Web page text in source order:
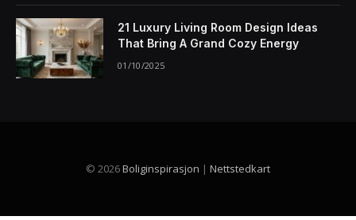
21 Luxury Living Room Design Ideas
That Bring A Grand Cozy Energy
01/10/2025
© 2026Boliginspirasjon | Nettstedkart